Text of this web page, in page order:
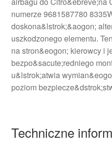
numerze 9681587780
doskona&lstrok;&aogon;
uszkodzonego elementu.
na stron&eogon; kierowcy i
bezpo&sacute;redniego
u&lstrok;atwia
poziom
Techniczne